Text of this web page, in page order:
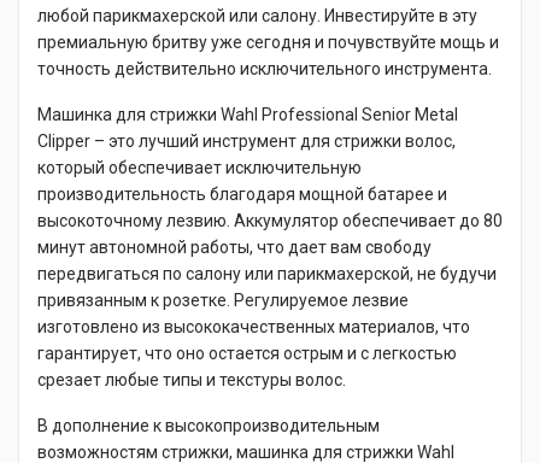
любой парикмахерской или салону. Инвестируйте в эту
премиальную бритву уже сегодня и почувствуйте мощь и
точность действительно исключительного инструмента.
Машинка для стрижки Wahl Professional Senior Metal
Clipper – это лучший инструмент для стрижки волос,
который обеспечивает исключительную
производительность благодаря мощной батарее и
высокоточному лезвию. Аккумулятор обеспечивает до 80
минут автономной работы, что дает вам свободу
передвигаться по салону или парикмахерской, не будучи
привязанным к розетке. Регулируемое лезвие
изготовлено из высококачественных материалов, что
гарантирует, что оно остается острым и с легкостью
срезает любые типы и текстуры волос.
В дополнение к высокопроизводительным
возможностям стрижки, машинка для стрижки Wahl